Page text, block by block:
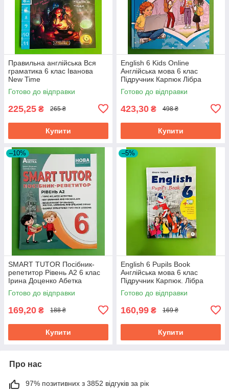
Правильна англійська Вся
граматика 6 клас Іванова
New Time
Готово до відправки
225,25 ₴ 265 ₴
Купити
English 6 Kids Online
Англійська мова 6 клас
Підручник Карпюк Лiбра
Терра
Готово до відправки
423,30 ₴ 498 ₴
Купити
–10%
SMART TUTOR Посібник-
репетитор Рівень А2 6 клас
Ірина Доценко Абетка
Готово до відправки
169,20 ₴ 188 ₴
Купити
–5%
English 6 Pupils Book
Англійська мова 6 клас
Підручник Карпюк. Лібра
Терра
Готово до відправки
160,99 ₴ 169 ₴
Купити
Про нас
97% позитивних з 3852 відгуків за рік